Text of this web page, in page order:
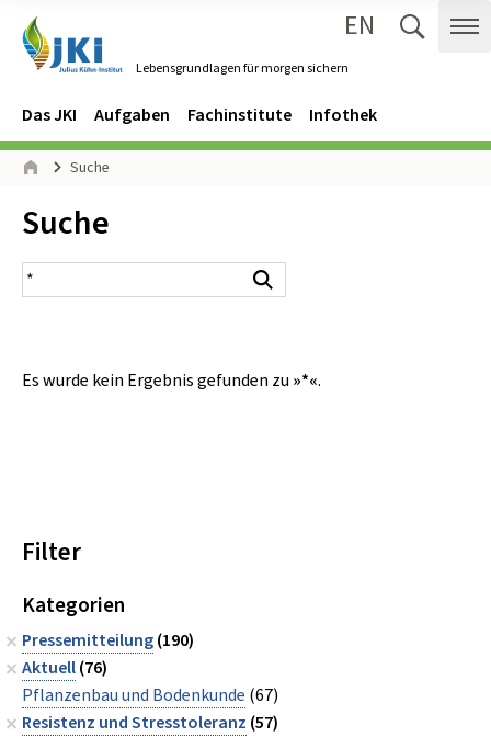
Lebensgrundlagen für morgen sichern
EN
Navigation
Hauptmenü
Das JKI Aufgaben Fachinstitute Infothek
Seitenpfad
Suche
Inhalt:
Suche
Suchergebnis
Es wurde kein Ergebnis gefunden zu »*«.
Filter
Kategorien
Pressemitteilung(190)
Aktuell(76)
Pflanzenbau und Bodenkunde (67)
Resistenz und Stresstoleranz (57)